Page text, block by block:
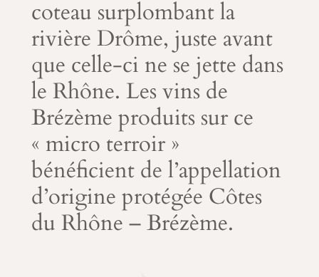
coteau surplombant la
rivière Drôme, juste avant
que celle-ci ne se jette dans
le Rhône. Les vins de
Brézème produits sur ce
« micro terroir »
bénéficient de l’appellation
d’origine protégée Côtes
du Rhône – Brézème.